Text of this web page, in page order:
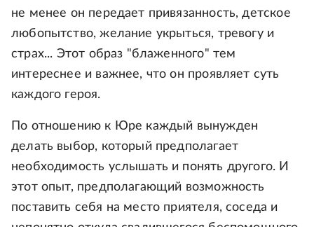
не менее он передает привязанность, детское
любопытство, желание укрыться, тревогу и
страх... Этот образ "блаженного" тем
интереснее и важнее, что он проявляет суть
каждого героя.
По отношению к Юре каждый вынужден
делать выбор, который предполагает
необходимость услышать и понять другого. И
этот опыт, предполагающий возможность
поставить себя на место приятеля, соседа и